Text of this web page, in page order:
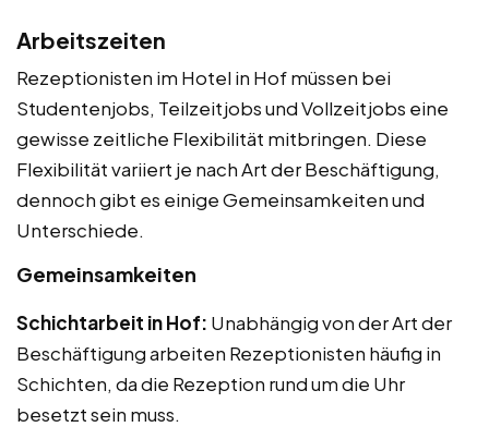
Arbeitszeiten
Rezeptionisten im Hotel in Hof müssen bei
Studentenjobs, Teilzeitjobs und Vollzeitjobs eine
gewisse zeitliche Flexibilität mitbringen. Diese
Flexibilität variiert je nach Art der Beschäftigung,
dennoch gibt es einige Gemeinsamkeiten und
Unterschiede.
Gemeinsamkeiten
Schichtarbeit in Hof: Unabhängig von der Art der
Beschäftigung arbeiten Rezeptionisten häufig in
Schichten, da die Rezeption rund um die Uhr
besetzt sein muss.